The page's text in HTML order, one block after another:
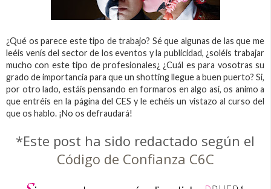
¿Qué os parece este tipo de trabajo? Sé que algunas de las que me
leéis venís del sector de los eventos y la publicidad, ¿soléis trabajar
mucho con este tipo de profesionales¿ ¿Cuál es para vosotras su
grado de importancia para que un shotting llegue a buen puerto? Si,
por otro lado, estáis pensando en formaros en algo así, os animo a
que entréis en la página del CES y le echéis un vistazo al curso del
que os hablo. ¡No os defraudará!
*Este post ha sido redactado según el
Código de Confianza C6C